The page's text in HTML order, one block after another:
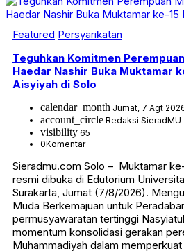
Featured Persyarikatan
Teguhkan Komitmen
Haedar Nashir Buka Muktamar
Aisyiyah di Solo
calendar_month Jumat, 7 Agt
account_circle Redaksi SieradMU
visibility 65
0Komentar
Sieradmu.com Solo – Muktamar
resmi dibuka di Edutorium
Surakarta, Jumat (7/8/2026).
Muda Berkemajuan untuk
permusyawaratan tertinggi
momentum konsolidasi gerakan
Muhammadiyah dalam